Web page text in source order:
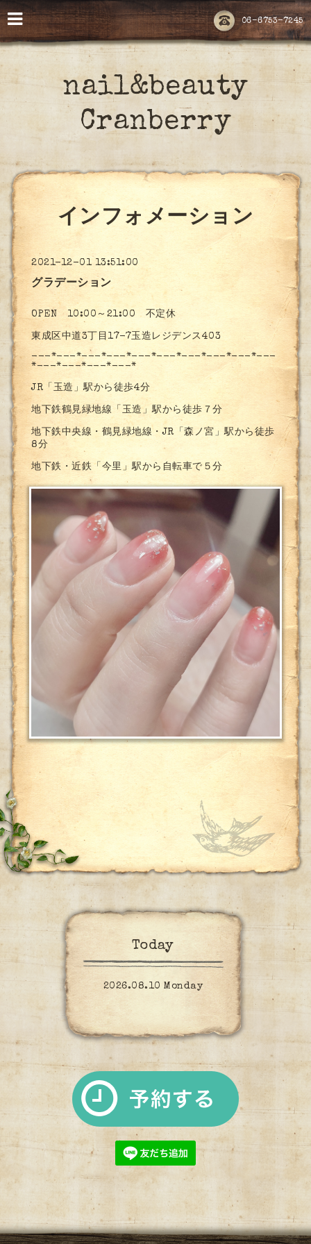
06-6753-7245
nail&beauty
Cranberry
インフォメーション
2021-12-01 13:51:00
グラデーション
OPEN 10:00～21:00 不定休
東成区中道3丁目17-7玉造レジデンス403
---*---*---*---*---*---*---*---*---*---
*---*---*---*---*
JR「玉造」駅から徒歩4分
地下鉄鶴見緑地線「玉造」駅から徒歩７分
地下鉄中央線・鶴見緑地線・JR「森ノ宮」駅から徒歩
8分
地下鉄・近鉄「今里」駅から自転車で５分
Today
2026.08.10 Monday